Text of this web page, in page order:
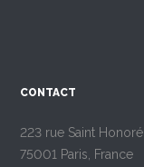
CONTACT
223 rue Saint Honoré
75001 Paris, France